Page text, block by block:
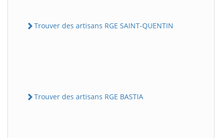
Trouver des artisans RGE SAINT-QUENTIN
Trouver des artisans RGE BASTIA